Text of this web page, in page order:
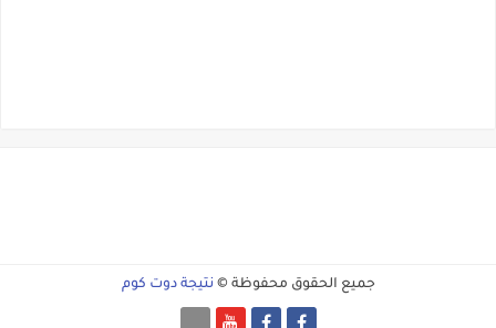
جميع الحقوق محفوظة © نتيجة دوت كوم